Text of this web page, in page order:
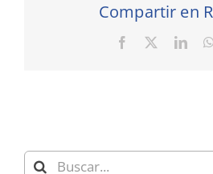
Compartir en
Facebook
Buscar: